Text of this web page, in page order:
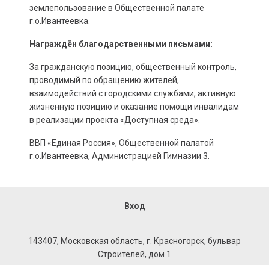
землепользование в Общественной палате
г.о.Ивантеевка.
Награждён благодарственными письмами:
За гражданскую позицию, общественный контроль,
проводимый по обращению жителей,
взаимодействий с городскими службами, активную
жизненную позицию и оказание помощи инвалидам
в реализации проекта «Доступная среда».
ВВП «Единая Россия», Общественной палатой
г.о.Ивантеевка, Администрацией Гимназии 3.
Вход
143407, Московская область, г. Красногорск, бульвар
Строителей, дом 1